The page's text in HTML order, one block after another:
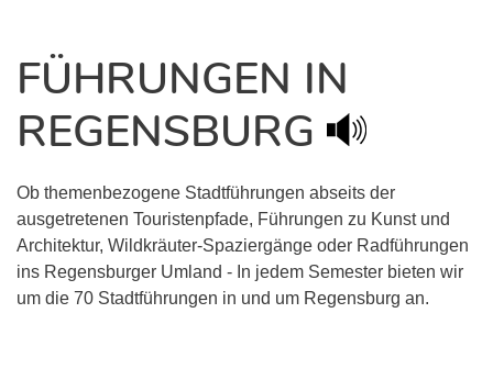
FÜHRUNGEN IN
REGENSBURG
Ob themenbezogene Stadtführungen abseits der
ausgetretenen Touristenpfade, Führungen zu Kunst und
Architektur, Wildkräuter-Spaziergänge oder Radführungen
ins Regensburger Umland - In jedem Semester bieten wir
um die 70 Stadtführungen in und um Regensburg an.